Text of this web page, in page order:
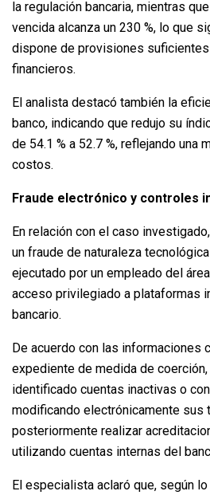
la regulación bancaria, mientras
vencida alcanza un 230 %, lo que
dispone de provisiones
financieros.
El analista destacó también la
banco, indicando que redujo su
de 54.1 % a 52.7 %, reflejando una
costos.
Fraude electrónico y controles
En relación con el caso
un fraude de naturaleza
ejecutado por un empleado del
acceso privilegiado a plataformas
bancario.
De acuerdo con las informaciones
expediente de medida de
identificado cuentas inactivas o
modificando electrónicamente sus
posteriormente realizar
utilizando cuentas internas del
El especialista aclaró que, según